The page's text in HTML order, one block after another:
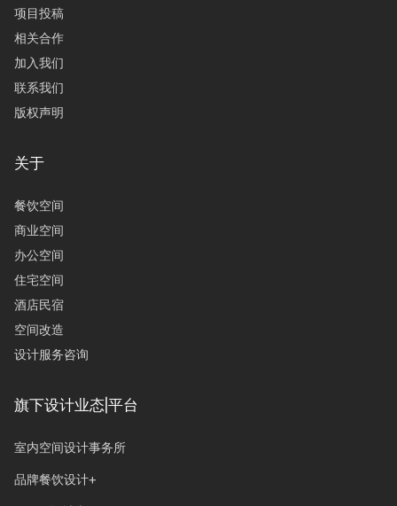
项目投稿
相关合作
加入我们
联系我们
版权声明
关于
餐饮空间
商业空间
办公空间
住宅空间
酒店民宿
空间改造
设计服务咨询
旗下设计业态|平台
室内空间设计事务所
品牌餐饮设计+